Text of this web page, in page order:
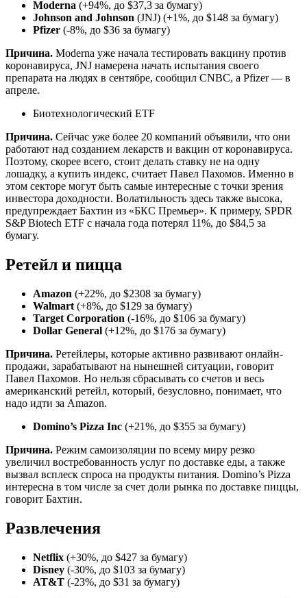
Moderna (+94%, до $37,3 за бумагу)
Johnson and Johnson (JNJ) (+1%, до $148 за бумагу)
Pfizer (-8%, до $36 за бумагу)
Причина. Moderna уже начала тестировать вакцину против
коронавируса, JNJ намерена начать испытания своего
препарата на людях в сентябре, сообщил CNBC, а Pfizer — в
апреле.
Биотехнологический ETF
Причина. Сейчас уже более 20 компаний объявили, что они
работают над созданием лекарств и вакцин от коронавируса.
Поэтому, скорее всего, стоит делать ставку не на одну
лошадку, а купить индекс, считает Павел Пахомов. Именно в
этом секторе могут быть самые интересные с точки зрения
инвестора доходности. Волатильность здесь также высока,
предупреждает Бахтин из «БКС Премьер». К примеру, SPDR
S&P Biotech ETF с начала года потерял 11%, до $84,5 за
бумагу.
Ретейл и пицца
Amazon (+22%, до $2308 за бумагу)
Walmart (+8%, до $129 за бумагу)
Target Corporation (-16%, до $106 за бумагу)
Dollar General (+12%, до $176 за бумагу)
Причина. Ретейлеры, которые активно развивают онлайн-
продажи, зарабатывают на нынешней ситуации, говорит
Павел Пахомов. Но нельзя сбрасывать со счетов и весь
американский ретейл, который, безусловно, понимает, что
надо идти за Amazon.
Domino’s Pizza Inc (+21%, до $355 за бумагу)
Причина. Режим самоизоляции по всему миру резко
увеличил востребованность услуг по доставке еды, а также
вызвал всплеск спроса на продукты питания. Domino’s Pizza
интересна в том числе за счет доли рынка по доставке пиццы,
говорит Бахтин.
Развлечения
Netflix (+30%, до $427 за бумагу)
Disney (-30%, до $103 за бумагу)
AT&T (-23%, до $31 за бумагу)